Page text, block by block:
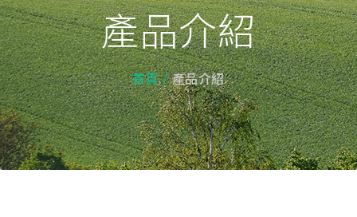
產品介紹
首頁 產品介紹